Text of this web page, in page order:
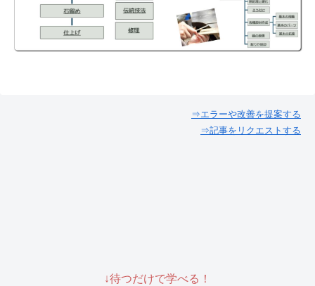
⇒エラーや改善を提案する
⇒記事をリクエストする
↓待つだけで学べる！